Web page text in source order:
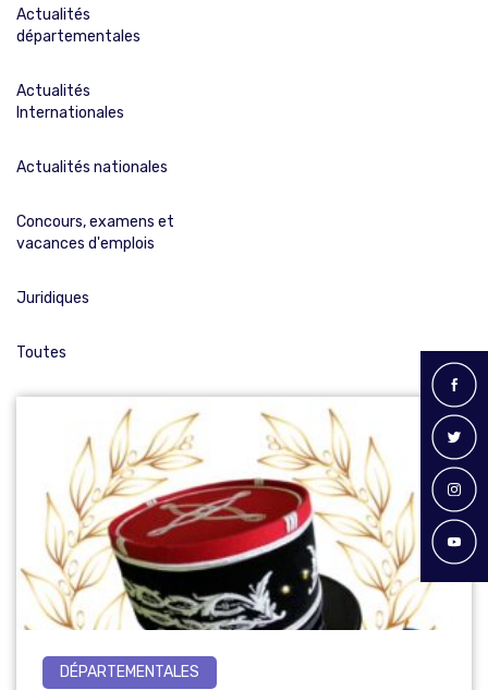
Actualités
départementales
Actualités
Internationales
Actualités nationales
Concours, examens et
vacances d'emplois
Juridiques
Toutes
DÉPARTEMENTALES